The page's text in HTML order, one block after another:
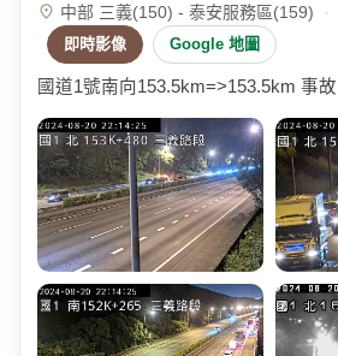
中部 三義(150) - 泰安服務區(159)
·
即時影像 Google 地圖
國道1號南向153.5km=>153.5km 事故